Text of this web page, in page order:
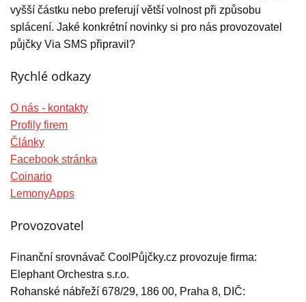
vyšší částku nebo preferují větší volnost při způsobu
splácení. Jaké konkrétní novinky si pro nás provozovatel
půjčky Via SMS připravil?
Rychlé odkazy
O nás - kontakty
Profily firem
Články
Facebook stránka
Coinario
LemonyApps
Provozovatel
Finanční srovnávač CoolPůjčky.cz provozuje firma:
Elephant Orchestra s.r.o.
Rohanské nábřeží 678/29, 186 00, Praha 8, DIČ: